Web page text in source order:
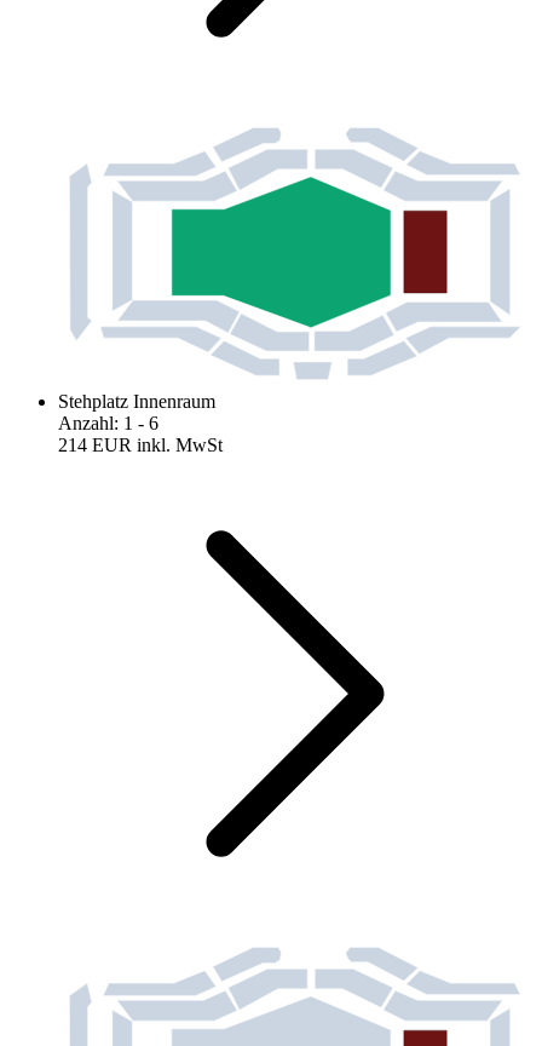
Stehplatz Innenraum
Anzahl: 1 - 6
214 EUR inkl. MwSt